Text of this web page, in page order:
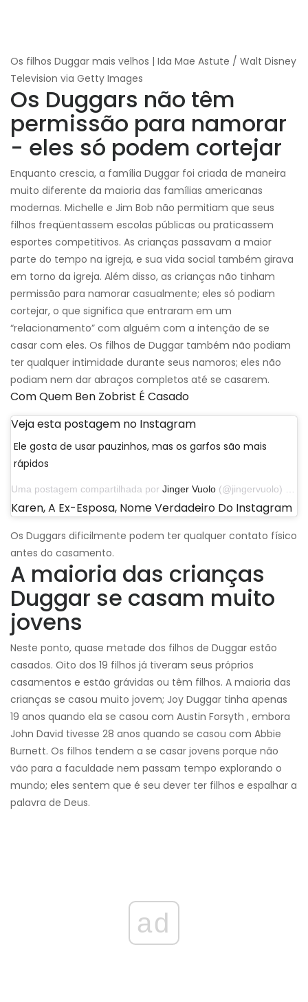
Os filhos Duggar mais velhos | Ida Mae Astute / Walt Disney
Television via Getty Images
Os Duggars não têm
permissão para namorar
- eles só podem cortejar
Enquanto crescia, a família Duggar foi criada de maneira
muito diferente da maioria das famílias americanas
modernas. Michelle e Jim Bob não permitiam que seus
filhos freqüentassem escolas públicas ou praticassem
esportes competitivos. As crianças passavam a maior
parte do tempo na igreja, e sua vida social também girava
em torno da igreja. Além disso, as crianças não tinham
permissão para namorar casualmente; eles só podiam
cortejar, o que significa que entraram em um
“relacionamento” com alguém com a intenção de se
casar com eles. Os filhos de Duggar também não podiam
ter qualquer intimidade durante seus namoros; eles não
podiam nem dar abraços completos até se casarem.
Com Quem Ben Zobrist É Casado
Veja esta postagem no Instagram
Ele gosta de usar pauzinhos, mas os garfos são mais
rápidos
Uma postagem compartilhada por Jinger Vuolo (@jingervuolo) em 21 de novembro de 2019 às 15:26 PST
Karen, A Ex-Esposa, Nome Verdadeiro Do Instagram
Os Duggars dificilmente podem ter qualquer contato físico
antes do casamento.
A maioria das crianças
Duggar se casam muito
jovens
Neste ponto, quase metade dos filhos de Duggar estão
casados. Oito dos 19 filhos já tiveram seus próprios
casamentos e estão grávidas ou têm filhos. A maioria das
crianças se casou muito jovem; Joy Duggar tinha apenas
19 anos quando ela se casou com Austin Forsyth , embora
John David tivesse 28 anos quando se casou com Abbie
Burnett. Os filhos tendem a se casar jovens porque não
vão para a faculdade nem passam tempo explorando o
mundo; eles sentem que é seu dever ter filhos e espalhar a
palavra de Deus.
ad